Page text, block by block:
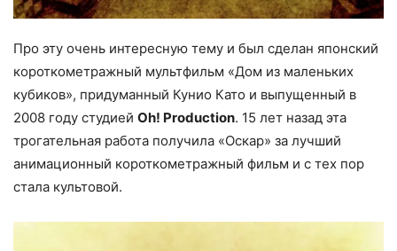
Про эту очень интересную тему и был сделан японский
короткометражный мультфильм «Дом из маленьких
кубиков», придуманный Кунио Като и выпущенный в
2008 году студией Oh! Production. 15 лет назад эта
трогательная работа получила «Оскар» за лучший
анимационный короткометражный фильм и с тех пор
стала культовой.